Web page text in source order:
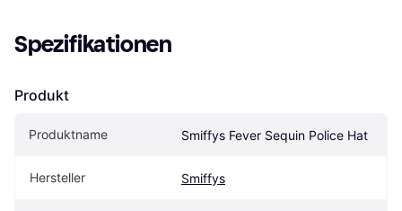
Spezifikationen
Produkt
Produktname Smiffys Fever Sequin Police Hat
Hersteller Smiffys